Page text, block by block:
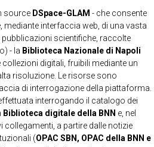
source DSpace-GLAM - che consente
mediante interfaccia web, di una vasta
scientifiche, raccolte
- la Biblioteca Nazionale di Napoli
digitali, fruibili mediante un
risoluzione. Le risorse sono
di interrogazione della piattaforma.
interrogando il catalogo dei
Biblioteca digitale della BNN e, nel
a partire dalle notizie
(OPAC SBN, OPAC della BNN e